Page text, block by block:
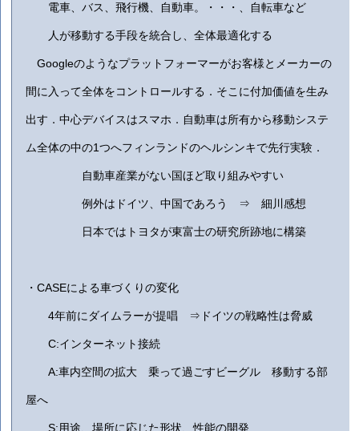
電車、バス、飛行機、自動車。・・・、自転車など
人が移動する手段を統合し、全体最適化する
Googleのようなプラットフォーマーがお客様とメーカーの
間に入って全体をコントロールする．そこに付加価値を生み
出す．中心デバイスはスマホ．自動車は所有から移動システ
ム全体の中の1つへフィンランドのヘルシンキで先行実験．
自動車産業がない国ほど取り組みやすい
例外はドイツ、中国であろう ⇒ 細川感想
日本ではトヨタが東富士の研究所跡地に構築
・CASEによる車づくりの変化
4年前にダイムラーが提唱 ⇒ドイツの戦略性は脅威
C:インターネット接続
A:車内空間の拡大 乗って過ごすビーグル 移動する部
屋へ
S:用途、場所に応じた形状、性能の開発